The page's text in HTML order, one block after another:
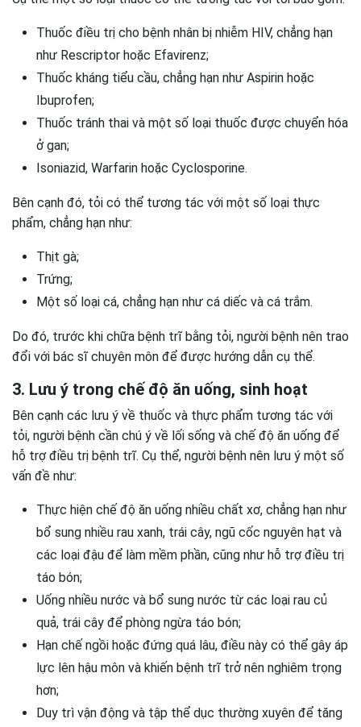
Thuốc điều trị cho bệnh nhân bị nhiễm HIV, chẳng hạn
như Rescriptor hoặc Efavirenz;
Thuốc kháng tiểu cầu, chẳng hạn như Aspirin hoặc
Ibuprofen;
Thuốc tránh thai và một số loại thuốc được chuyển hóa
ở gan;
Isoniazid, Warfarin hoặc Cyclosporine.
Bên cạnh đó, tỏi có thể tương tác với một số loại thực
phẩm, chẳng hạn như:
Thịt gà;
Trứng;
Một số loại cá, chẳng hạn như cá diếc và cá trắm.
Do đó, trước khi chữa bệnh trĩ bằng tỏi, người bệnh nên trao
đổi với bác sĩ chuyên môn để được hướng dẫn cụ thể.
3. Lưu ý trong chế độ ăn uống, sinh hoạt
Bên cạnh các lưu ý về thuốc và thực phẩm tương tác với
tỏi, người bệnh cần chú ý về lối sống và chế độ ăn uống để
hỗ trợ điều trị bệnh trĩ. Cụ thể, người bệnh nên lưu ý một số
vấn đề như:
Thực hiện chế độ ăn uống nhiều chất xơ, chẳng hạn như
bổ sung nhiều rau xanh, trái cây, ngũ cốc nguyên hạt và
các loại đậu để làm mềm phần, cũng như hỗ trợ điều trị
táo bón;
Uống nhiều nước và bổ sung nước từ các loại rau củ
quả, trái cây để phòng ngừa táo bón;
Hạn chế ngồi hoặc đứng quá lâu, điều này có thể gây áp
lực lên hậu môn và khiến bệnh trĩ trở nên nghiêm trọng
hơn;
Duy trì vận động và tập thể dục thường xuyên để tăng